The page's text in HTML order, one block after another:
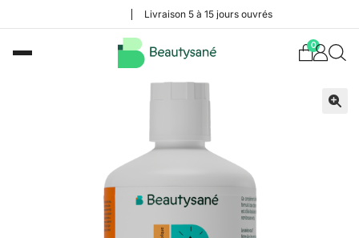
Livraison 5 à 15 jours ouvrés
0